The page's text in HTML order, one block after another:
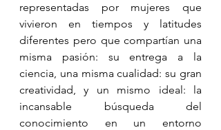
representadas por mujeres que
vivieron en tiempos y latitudes
diferentes pero que compartían una
misma pasión: su entrega a la
ciencia, una misma cualidad: su gran
creatividad, y un mismo ideal: la
incansable búsqueda del
conocimiento en un entorno